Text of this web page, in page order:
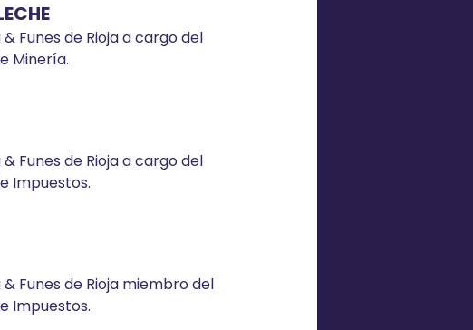
Funes de Rioja a cargo del
Minería.
Funes de Rioja a cargo del
Impuestos.
Funes de Rioja miembro del
Impuestos.